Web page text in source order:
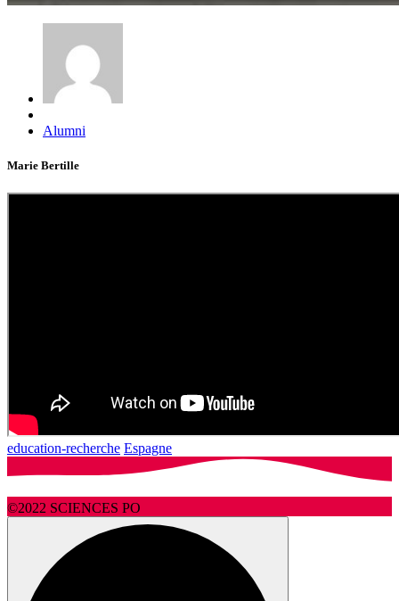
Alumni
Marie Bertille
education-recherche Espagne
©2022 SCIENCES PO